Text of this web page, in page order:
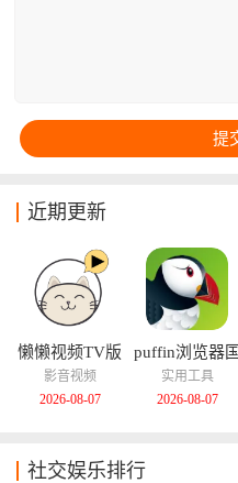
近期更新
懒懒视频TV版
影音视频
2026-08-07
puffin浏览器国
际版
实用工具
2026-08-07
社交娱乐排行